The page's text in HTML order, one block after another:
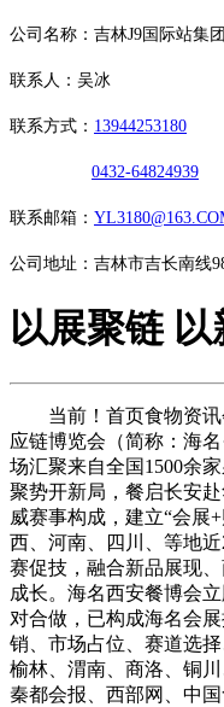
公司名称：吉林J9国际站集
联系人：吴冰
联系方式： 13944253180
0432-64824939
联系邮箱：
公司地址：吉林市吉长南线
以展聚链 以
当前！首页食物资讯会
应链博览会（简称：海
场汇聚来自全国1500余
聚势开新局，餐启长安
威赛事构成，建立“会展
西、河南、四川、等地
赛促技，融合新品展现
成长。海名西安餐博会
对合做，已构成海名会
销、市场占位、赛道选
榆林、渭南、商洛、铜
秦都会报、西部网、中